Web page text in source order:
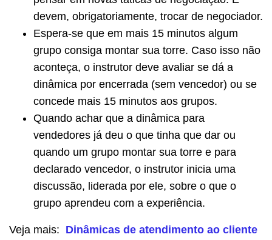
devem, obrigatoriamente, trocar de negociador.
Espera-se que em mais 15 minutos algum
grupo consiga montar sua torre. Caso isso não
aconteça, o instrutor deve avaliar se dá a
dinâmica por encerrada (sem vencedor) ou se
concede mais 15 minutos aos grupos.
Quando achar que a dinâmica para
vendedores já deu o que tinha que dar ou
quando um grupo montar sua torre e para
declarado vencedor, o instrutor inicia uma
discussão, liderada por ele, sobre o que o
grupo aprendeu com a experiência.
Veja mais: Dinâmicas de atendimento ao cliente